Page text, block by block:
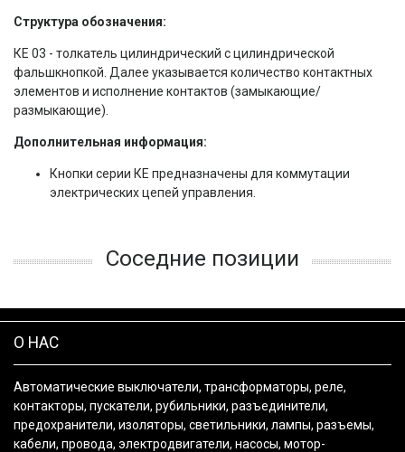
Структура обозначения:
КЕ 03 - толкатель цилиндрический с цилиндрической
фальшкнопкой. Далее указывается количество контактных
элементов и исполнение контактов (замыкающие/
размыкающие).
Дополнительная информация:
Кнопки серии КЕ предназначены для коммутации
электрических цепей управления.
Соседние позиции
О НАС
Автоматические выключатели, трансформаторы, реле,
контакторы, пускатели, рубильники, разъединители,
предохранители, изоляторы, светильники, лампы, разъемы,
кабели, провода, электродвигатели, насосы, мотор-